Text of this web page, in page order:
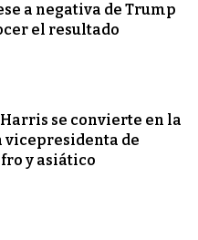
a negativa de Trump
el resultado
se convierte en la
de
y asiático